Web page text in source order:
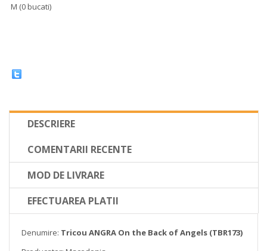
M (0 bucati)
DESCRIERE
COMENTARII RECENTE
MOD DE LIVRARE
EFECTUAREA PLATII
Denumire: Tricou ANGRA On the Back of Angels (TBR173)